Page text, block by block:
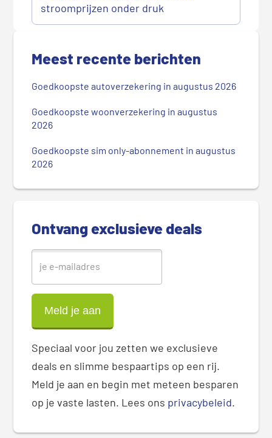
stroomprijzen onder druk
d
Meest recente berichten
Goedkoopste autoverzekering in augustus 2026
Goedkoopste woonverzekering in augustus
2026
Goedkoopste sim only-abonnement in augustus
2026
Ontvang exclusieve deals
Speciaal voor jou zetten we exclusieve
deals en slimme bespaartips op een rij.
Meld je aan en begin met meteen besparen
op je vaste lasten. Lees ons privacybeleid.